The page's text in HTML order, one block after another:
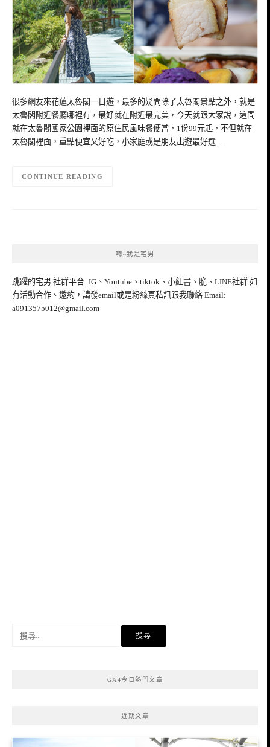
很多網友來花蓮太魯閣一日遊，最多的疑問除了太魯閣景點之外，就是
太魯閣附近餐廳哪裡有，最好就在附近最完美，今天就跟大家說，這間
就在太魯閣國家公園裡面的原住民風味餐便當，1份99元起，不但就在
太魯閣裡面，重點便宜又好吃，小家庭或是朋友出遊最好選…
CONTINUE READING
嗨~我是宅男
跳躍的宅男 社群平台: IG、Youtube、tiktok、小紅書、脆、LINE社群 如
有活動合作、邀約，請發email或是粉絲頁私訊跟我聯絡 Email:
a0913575012@gmail.com
GA4今日熱門文章
近期文章